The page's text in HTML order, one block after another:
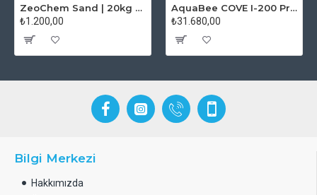
ZeoChem Sand | 20kg - Kalsiyum Karbonatlı Deniz Akvaryum Kumu
₺1.200,00
AquaBee COVE I-200 Protein Skimmer
₺31.680,00
Bilgi Merkezi
Hakkımızda